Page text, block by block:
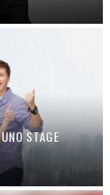
STAGE